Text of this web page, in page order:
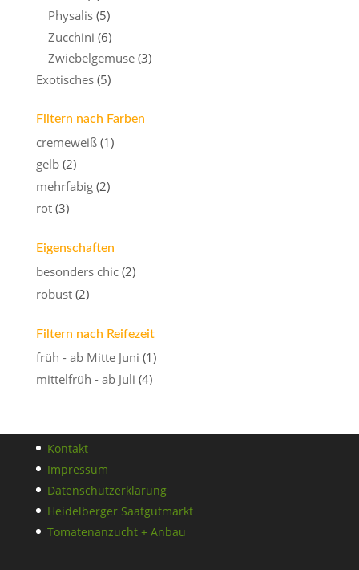
Physalis (5)
Zucchini (6)
Zwiebelgemüse (3)
Exotisches (5)
Filtern nach Farben
cremeweiß (1)
gelb (2)
mehrfabig (2)
rot (3)
Eigenschaften
besonders chic (2)
robust (2)
Filtern nach Reifezeit
früh - ab Mitte Juni (1)
mittelfrüh - ab Juli (4)
Kontakt
Impressum
Datenschutzerklärung
Heidelberger Saatgutmarkt
Tomatenanzucht + Anbau